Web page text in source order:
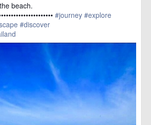
beach.
#journey #explore
#discover
th/image/KohLipeThailand/